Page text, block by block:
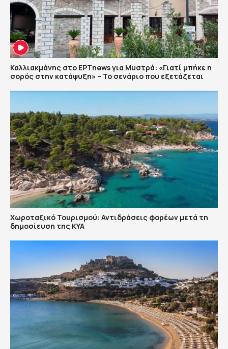
Καλλιακμάνης στο ΕΡΤnews για Μυστρά: «Γιατί μπήκε η
σορός στην κατάψυξη» – Το σενάριο που εξετάζεται
Χωροταξικό Τουρισμού: Αντιδράσεις φορέων μετά τη
δημοσίευση της ΚΥΑ